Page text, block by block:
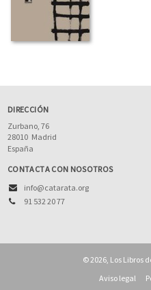
DIRECCIÓN
Zurbano, 76
28010 Madrid
España
CONTACTA CON NOSOTROS
info@catarata.org
91 532 20 77
© 2026, Los Libros
Aviso legal